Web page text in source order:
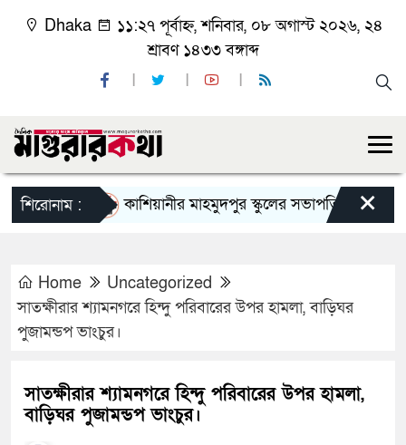
Dhaka
১১:২৭ পূর্বাহ্ন, শনিবার, ০৮ অগাস্ট ২০২৬, ২৪
শ্রাবণ ১৪৩৩ বঙ্গাব্দ
শিরোনাম :কাশিয়ানীর মাহমুদপুর স্কুলের সভাপতি হলেন গোবিন্দ×
Home
Uncategorized
সাতক্ষীরার শ্যামনগরে হিন্দু পরিবারের উপর হামলা, বাড়িঘর
পুজামন্ডপ ভাংচুর।
সাতক্ষীরার শ্যামনগরে হিন্দু পরিবারের উপর হামলা,
বাড়িঘর পুজামন্ডপ ভাংচুর।